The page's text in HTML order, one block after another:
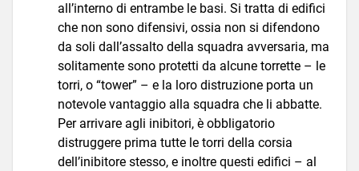
all’interno di entrambe le basi. Si tratta di edifici
che non sono difensivi, ossia non si difendono
da soli dall’assalto della squadra avversaria, ma
solitamente sono protetti da alcune torrette – le
torri, o “tower” – e la loro distruzione porta un
notevole vantaggio alla squadra che li abbatte.
Per arrivare agli inibitori, è obbligatorio
distruggere prima tutte le torri della corsia
dell’inibitore stesso, e inoltre questi edifici – al